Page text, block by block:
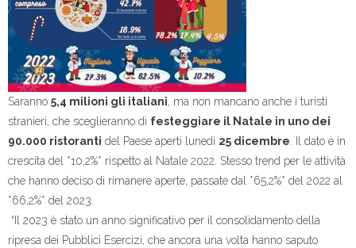
Saranno 5,4 milioni gli italiani , ma non mancano anche i turisti
stranieri, che sceglieranno di festeggiare il Natale in uno dei
90.000 ristoranti del Paese aperti lunedì 25 dicembre . Il dato è in
crescita del *10,2%* rispetto al Natale 2022. Stesso trend per le attività
che hanno deciso di rimanere aperte, passate dal *65,2%* del 2022 al
*66,2%* del 2023.
“Il 2023 è stato un anno significativo per il consolidamento della
ripresa dei Pubblici Esercizi, che ancora una volta hanno saputo